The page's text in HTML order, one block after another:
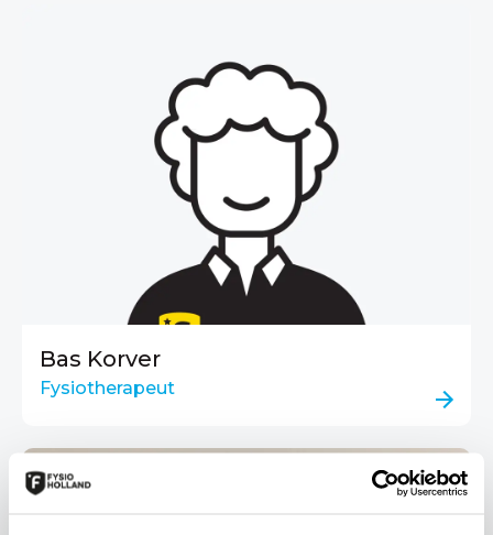
Bas Korver
Fysiotherapeut